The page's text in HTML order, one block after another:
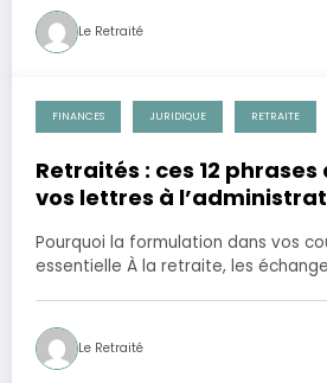
Le Retraité
28 novembre 2025
FINANCES JURIDIQUE RETRAITE
Retraités : ces 12
vos lettres à
Pourquoi la formulation dans vos
essentielle À la retraite, les
Le Retraité